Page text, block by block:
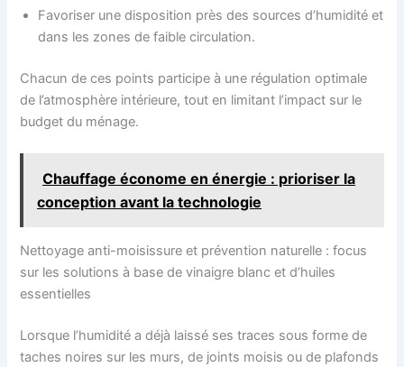
Favoriser une disposition près des sources d’humidité et
dans les zones de faible circulation.
Chacun de ces points participe à une régulation optimale
de l’atmosphère intérieure, tout en limitant l’impact sur le
budget du ménage.
Chauffage économe en énergie : prioriser la
conception avant la technologie
Nettoyage anti-moisissure et prévention naturelle : focus
sur les solutions à base de vinaigre blanc et d’huiles
essentielles
Lorsque l’humidité a déjà laissé ses traces sous forme de
taches noires sur les murs, de joints moisis ou de plafonds